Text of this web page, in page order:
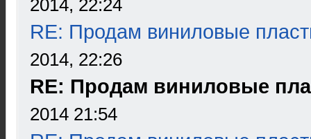
2014, 22:24
RE: Продам виниловые
2014, 22:26
RE: Продам виниловые
2014 21:54